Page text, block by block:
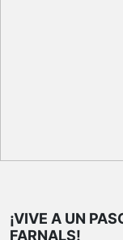
¡VIVE A UN
FARNALS!